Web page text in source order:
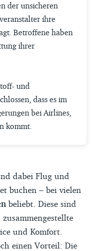
der unsicheren
ihre
Betroffene haben
ihrer
und
dass es im
bei Airlines,
kommt.
dabei Flug und
buchen – bei vielen
beliebt. Diese sind
und Komfort.
einen Vorteil: Die